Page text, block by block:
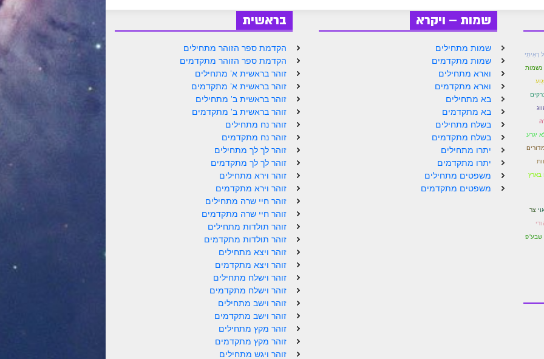
בראשית
הקדמת ספר הזוהר מתחילים
הקדמת ספר הזוהר מתקדמים
זוהר בראשית א' מתחילים
זוהר בראשית א' מתקדמים
זוהר בראשית ב' מתחילים
זוהר בראשית ב' מתקדמים
זוהר נח מתחילים
זוהר נח מתקדמים
זוהר לך לך מתחילים
זוהר לך לך מתקדמים
זוהר וירא מתחילים
זוהר וירא מתקדמים
זוהר חיי שרה מתחילים
זוהר חיי שרה מתקדמים
זוהר תולדות מתחילים
זוהר תולדות מתקדמים
זוהר ויצא מתחילים
זוהר ויצא מתקדמים
זוהר וישלח מתחילים
זוהר וישלח מתקדמים
זוהר וישב מתחילים
זוהר וישב מתקדמים
זוהר מקץ מתחילים
זוהר מקץ מתקדמים
זוהר ויגש מתחילים
שמות – ויקרא
שמות מתחילים
שמות מתקדמים
וארא מתחילים
וארא מתקדמים
בא מתחילים
בא מתקדמים
בשלח מתחילים
בשלח מתקדמים
יתרו מתחילים
יתרו מתקדמים
משפטים מתחילים
משפטים מתקדמים
רָאִיתִי
נשמות
זווג
יגרע
מדורים
בארץ
צר
שבע"פ